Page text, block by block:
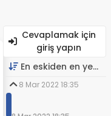
Cevaplamak için
giriş yapın
En eskiden en yeniye
8 Mar 2022 18:35